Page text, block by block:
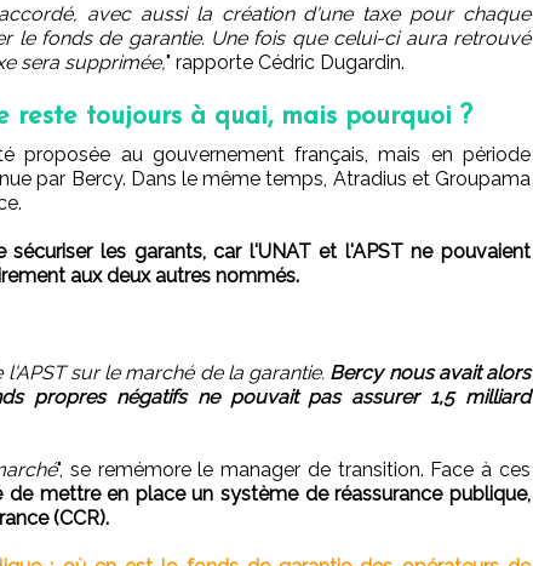
avec aussi la création d'une taxe pour chaque
le fonds de garantie. Une fois que celui-ci aura retrouvé
sera supprimée," rapporte Cédric Dugardin.
reste toujours à quai, mais pourquoi ?
proposée au gouvernement français, mais en période
par Bercy. Dans le même temps, Atradius et Groupama
sécuriser les garants, car l'UNAT et l'APST ne pouvaient
aux deux autres nommés.
sur le marché de la garantie. Bercy nous avait alors
propres négatifs ne pouvait pas assurer 1,5 milliard
", se remémore le manager de transition. Face à ces
mettre en place un système de réassurance publique,
(CCR).